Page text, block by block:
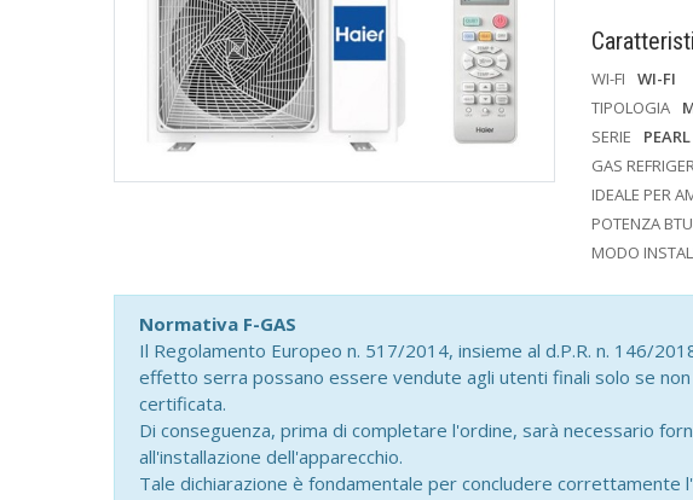
WI-FI
WI-FI
TIPOLOGIA
SERIE
PEARL
GAS
IDEALE PER
POTENZA BTU
MODO
Normativa F-GAS
Il Regolamento Europeo n. 517/2014, insieme al d.P.R. n. 146/
effetto serra possano essere vendute agli utenti finali solo se
certificata.
Di conseguenza, prima di completare l'ordine, sarà necessario
all'installazione dell'apparecchio.
Tale dichiarazione è fondamentale per concludere correttamente